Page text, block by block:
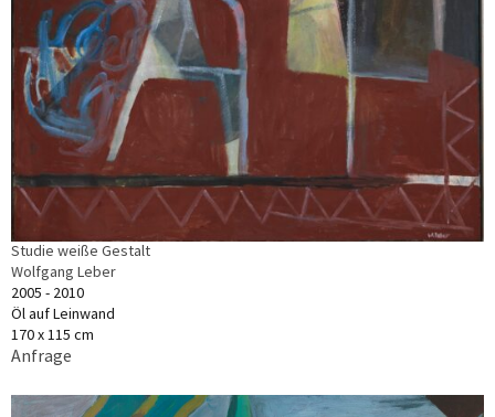
Studie weiße Gestalt
Wolfgang Leber
2005 - 2010
Öl auf Leinwand
170 x 115 cm
Anfrage